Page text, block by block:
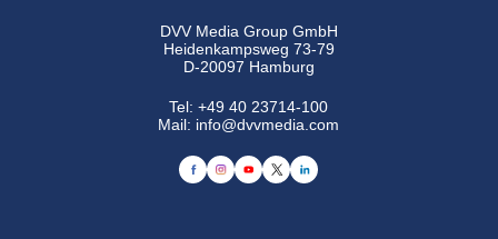
DVV Media Group GmbH
Heidenkampsweg 73-79
D-20097 Hamburg
Tel:+49 40 23714-100
Mail: info@dvvmedia.com